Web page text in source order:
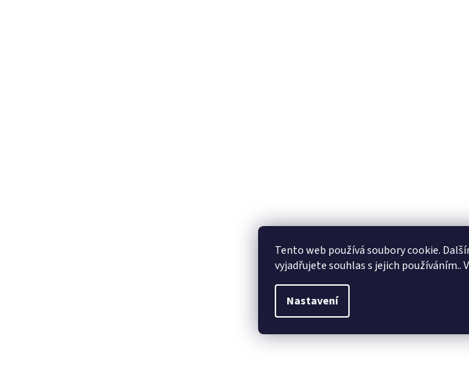
Tento web používá soubory cookie.
vyjadřujete souhlas s jejich používáním..
Nastavení